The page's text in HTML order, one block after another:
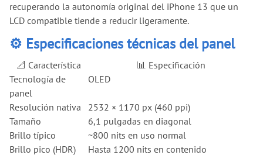
recuperando la autonomía original del iPhone 13 que un
LCD compatible tiende a reducir ligeramente.
⚙️ Especificaciones técnicas del panel
📐 Característica
📊 Especificación
Tecnología de
panel
OLED
Resolución nativa
2532 × 1170 px (460 ppi)
Tamaño
6,1 pulgadas en diagonal
Brillo típico
~800 nits en uso normal
Brillo pico (HDR)
Hasta 1200 nits en contenido